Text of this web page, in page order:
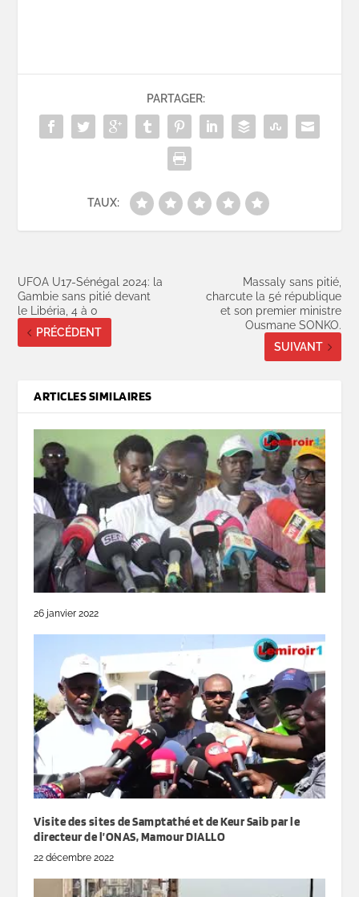
PARTAGER:
TAUX:
UFOA U17-Sénégal 2024: la
Gambie sans pitié devant
le Libéria, 4 à 0
PRÉCÉDENT
Massaly sans pitié,
charcute la 5é république
et son premier ministre
Ousmane SONKO.
SUIVANT
ARTICLES SIMILAIRES
26 janvier 2022
Visite des sites de Samptathé et de Keur Saib par le
directeur de l’ONAS, Mamour DIALLO
22 décembre 2022